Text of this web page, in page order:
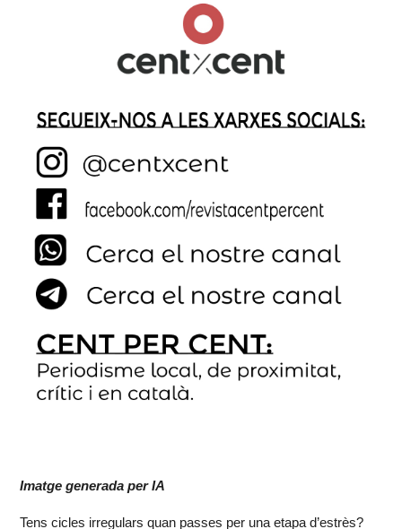
Imatge generada per IA
Tens cicles irregulars quan passes per una etapa d’estrès?